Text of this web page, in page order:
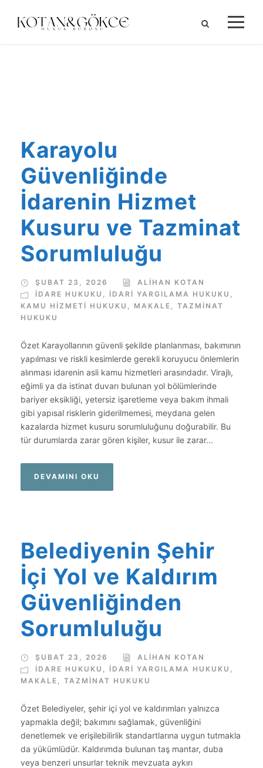
Karayolu
Güvenliğinde
İdarenin Hizmet
Kusuru ve Tazminat
Sorumluluğu
ŞUBAT 23, 2026
ALIHAN KOTAN
İDARE HUKUKU , İDARI YARGILAMA HUKUKU ,
KAMU HIZMETI HUKUKU , MAKALE , TAZMINAT
HUKUKU
Özet Karayollarının güvenli şekilde planlanması, bakımının
yapılması ve riskli kesimlerde gerekli koruyucu önlemlerin
alınması idarenin asli kamu hizmetleri arasındadır. Virajlı,
eğimli ya da istinat duvarı bulunan yol bölümlerinde
bariyer eksikliği, yetersiz işaretleme veya bakım ihmali
gibi yapısal risklerin giderilmemesi, meydana gelen
kazalarda hizmet kusuru sorumluluğunu doğurabilir. Bu
tür durumlarda zarar gören kişiler, kusur ile zarar...
DEVAMINI OKU
Belediyenin Şehir
İçi Yol ve Kaldırım
Güvenliğinden
Sorumluluğu
ŞUBAT 23, 2026
ALIHAN KOTAN
İDARE HUKUKU , İDARI YARGILAMA HUKUKU ,
MAKALE , TAZMINAT HUKUKU
Özet Belediyeler, şehir içi yol ve kaldırımları yalnızca
yapmakla değil; bakımını sağlamak, güvenliğini
denetlemek ve erişilebilirlik standartlarına uygun tutmakla
da yükümlüdür. Kaldırımda bulunan taş mantar, duba
veya benzeri unsurlar teknik mevzuata aykırı